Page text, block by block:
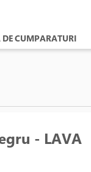
DE CUMPARATURI
- LAVA